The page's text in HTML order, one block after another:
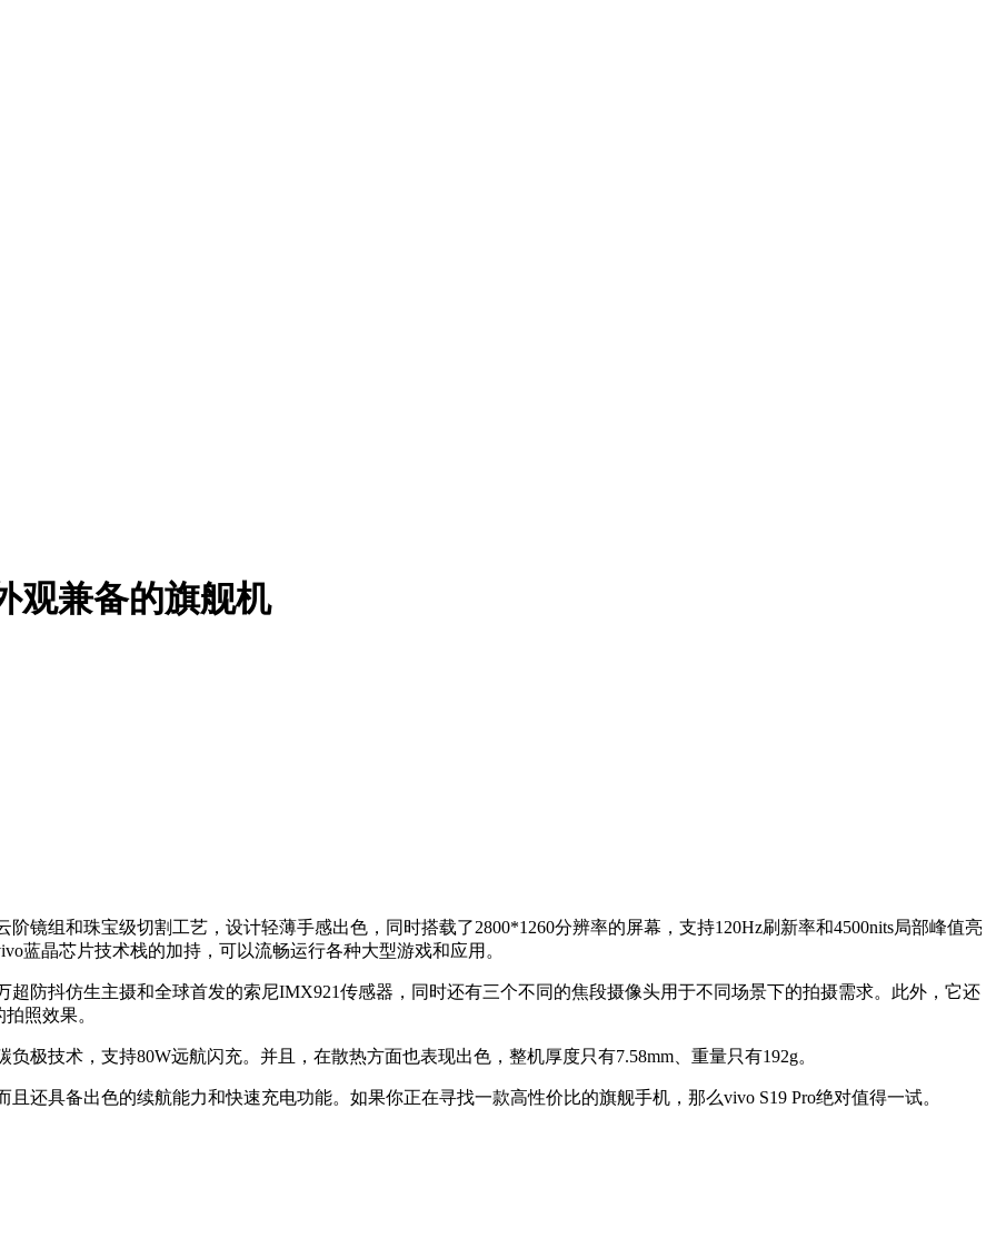
观兼备的旗舰机
镜组和珠宝级切割工艺，设计轻薄手感出色，同时搭载了2800*1260分辨率的屏幕，支持120Hz刷新率和4500nits局部峰值亮
蓝晶芯片技术栈的加持，可以流畅运行各种大型游戏和应用。
超防抖仿生主摄和全球首发的索尼IMX921传感器，同时还有三个不同的焦段摄像头用于不同场景下的拍摄需求。此外，它还
照效果。
极技术，支持80W远航闪充。并且，在散热方面也表现出色，整机厚度只有7.58mm、重量只有192g。
还具备出色的续航能力和快速充电功能。如果你正在寻找一款高性价比的旗舰手机，那么vivo S19 Pro绝对值得一试。